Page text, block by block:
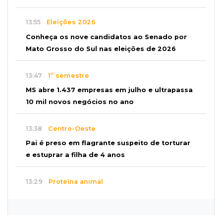
13:55 Eleições 2026
Conheça os nove candidatos ao Senado por
Mato Grosso do Sul nas eleições de 2026
13:47 1º semestre
MS abre 1.437 empresas em julho e ultrapassa
10 mil novos negócios no ano
13:38 Centro-Oeste
Pai é preso em flagrante suspeito de torturar
e estuprar a filha de 4 anos
13:29 Proteína animal